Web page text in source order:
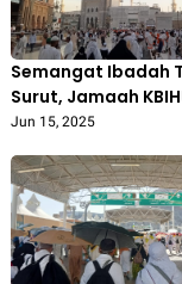
Semangat Ibadah
Surut, Jamaah
Madani Bojonegoro
Kepadatan
Jun 15, 2025